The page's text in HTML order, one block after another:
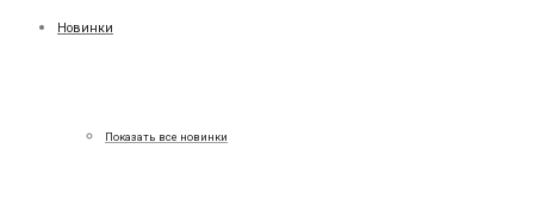
Новинки
Показать все новинки